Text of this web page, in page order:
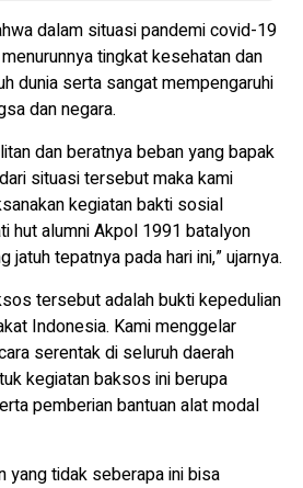
dalam situasi pandemi covid-19
tingkat kesehatan dan
dunia serta sangat mempengaruhi
dan negara.
dan beratnya beban yang bapak
situasi tersebut maka kami
kegiatan bakti sosial
hut alumni Akpol 1991 batalyon
jatuh tepatnya pada hari ini,” ujarnya.
tersebut adalah bukti kepedulian
Indonesia. Kami menggelar
serentak di seluruh daerah
kegiatan baksos ini berupa
pemberian bantuan alat modal
yang tidak seberapa ini bisa